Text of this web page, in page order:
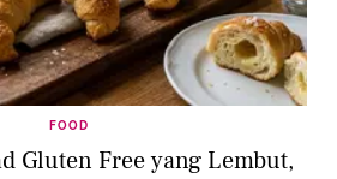
FOOD
Gluten Free yang Lembut,